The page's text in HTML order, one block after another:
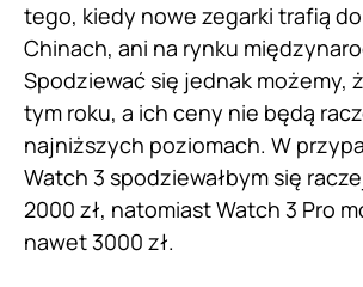
tego, kiedy nowe zegarki trafią
Chinach, ani na rynku
Spodziewać się jednak możemy,
tym roku, a ich ceny nie będą
najniższych poziomach. W
Watch 3 spodziewałbym się
2000 zł, natomiast Watch 3 Pro
nawet 3000 zł.